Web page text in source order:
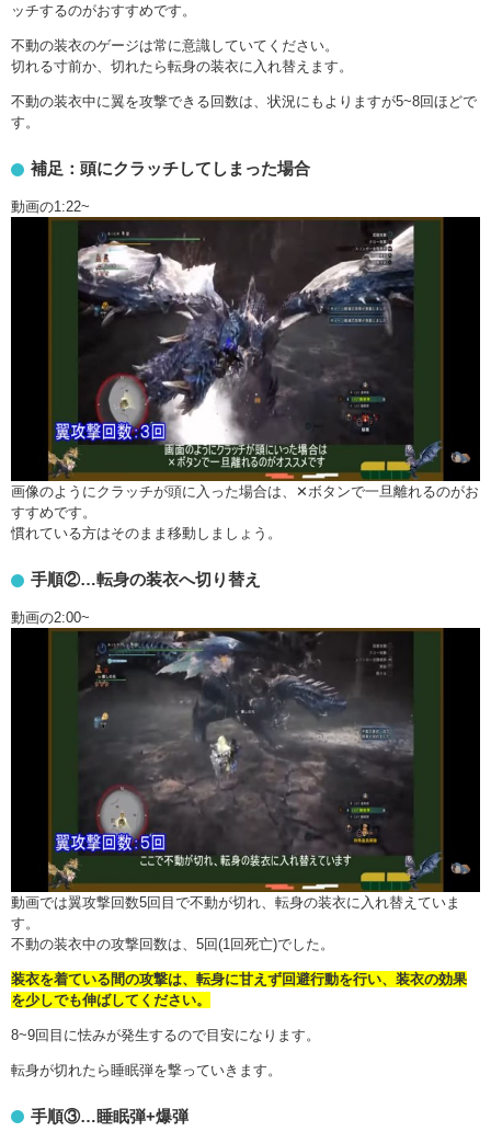
ッチするのがおすすめです。
不動の装衣のゲージは常に意識していてください。
切れる寸前か、切れたら転身の装衣に入れ替えます。
不動の装衣中に翼を攻撃できる回数は、状況にもよりますが5~8回ほどで
す。
補足：頭にクラッチしてしまった場合
動画の1:22~
画像のようにクラッチが頭に入った場合は、✕ボタンで一旦離れるのがお
すすめです。
慣れている方はそのまま移動しましょう。
手順②…転身の装衣へ切り替え
動画の2:00~
動画では翼攻撃回数5回目で不動が切れ、転身の装衣に入れ替えていま
す。
不動の装衣中の攻撃回数は、5回(1回死亡)でした。
装衣を着ている間の攻撃は、転身に甘えず回避行動を行い、装衣の効果
を少しでも伸ばしてください。
8~9回目に怯みが発生するので目安になります。
転身が切れたら睡眠弾を撃っていきます。
手順③…睡眠弾+爆弾